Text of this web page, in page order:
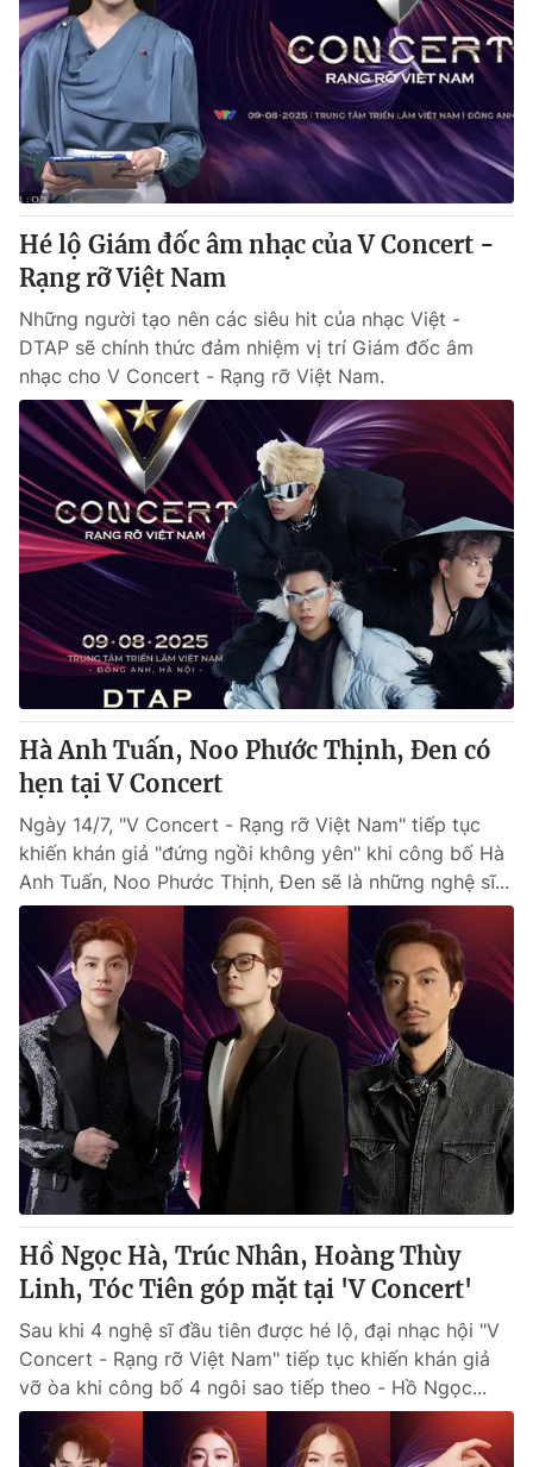
Hé lộ Giám đốc âm nhạc của V Concert -
Rạng rỡ Việt Nam
Những người tạo nên các siêu hit của nhạc Việt -
DTAP sẽ chính thức đảm nhiệm vị trí Giám đốc âm
nhạc cho V Concert - Rạng rỡ Việt Nam.
Hà Anh Tuấn, Noo Phước Thịnh, Đen có
hẹn tại V Concert
Ngày 14/7, "V Concert - Rạng rỡ Việt Nam" tiếp tục
khiến khán giả "đứng ngồi không yên" khi công bố Hà
Anh Tuấn, Noo Phước Thịnh, Đen sẽ là những nghệ sĩ...
Hồ Ngọc Hà, Trúc Nhân, Hoàng Thùy
Linh, Tóc Tiên góp mặt tại 'V Concert'
Sau khi 4 nghệ sĩ đầu tiên được hé lộ, đại nhạc hội "V
Concert - Rạng rỡ Việt Nam" tiếp tục khiến khán giả
vỡ òa khi công bố 4 ngôi sao tiếp theo - Hồ Ngọc...